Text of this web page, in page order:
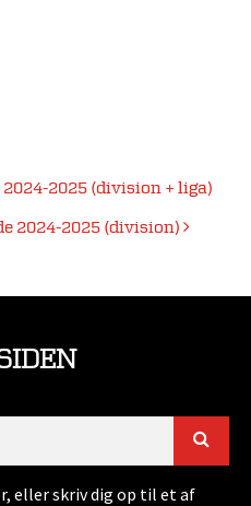
2025 (division + liga)
2024-2025 (division)
eller skriv dig op til et af